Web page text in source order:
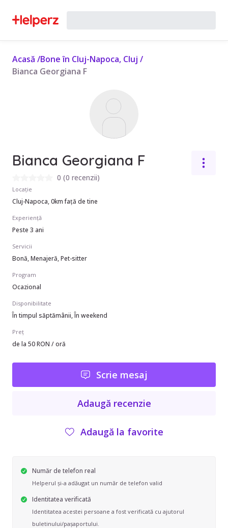
Acasă /Bone în Cluj-Napoca, Cluj /
Bianca Georgiana F
Bianca Georgiana F
0 (0 recenzii)
Locație
Cluj-Napoca, 0km față de tine
Experiență
Peste 3 ani
Servicii
Bonă, Menajeră, Pet-sitter
Program
Ocazional
Disponibilitate
În timpul săptămânii, În weekend
Preț
de la 50 RON / oră
Scrie mesaj
Adaugă recenzie
Adaugă la favorite
Număr de telefon real
Helperul și-a adăugat un număr de telefon valid
Identitatea verificată
Identitatea acestei persoane a fost verificată cu ajutorul
buletinului/pașaportului.